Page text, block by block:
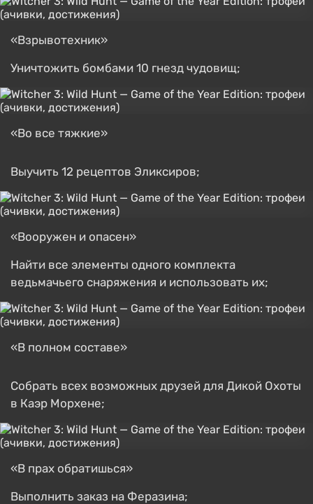
«Взрывотехник»
Уничтожить бомбами 10 гнезд чудовищ;
«Во все тяжкие»
Выучить 12 рецептов Эликсиров;
«Вооружен и опасен»
Найти все элементы одного комплекта
ведьмачьего снаряжения и использовать их;
«В полном составе»
Собрать всех возможных друзей для Дикой Охоты
в Каэр Морхене;
«В прах обратишься»
Выполнить заказ на Феразина;